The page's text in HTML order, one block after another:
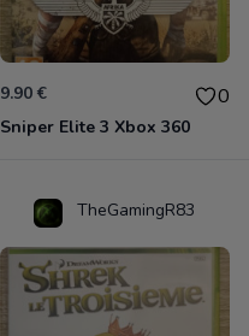
9.90 € 0
Sniper Elite 3 Xbox 360
TheGamingR83